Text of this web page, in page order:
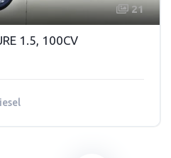
21
1.5, 100CV